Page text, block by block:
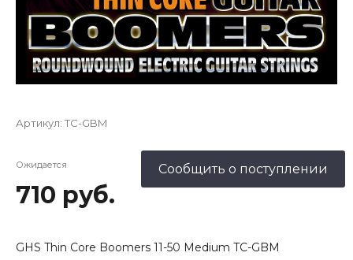
Артикул: TC-GBM
Ожидается
710 руб.
Сообщить о поступлении
GHS Thin Core Boomers 11-50 Medium TC-GBM